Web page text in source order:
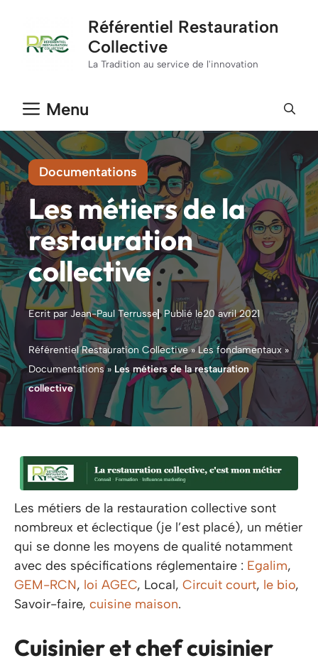
contenu
Référentiel Restauration
Collective
La Tradition au service de l'innovation
Menu
Documentations
Les métiers de la
restauration
collective
Ecrit par Jean-Paul Terrusse Publié le20 avril 2021
Référentiel Restauration Collective»Les fondamentaux»
Documentations» Les métiers de la restauration
collective
Les métiers de la restauration collective sont
nombreux et éclectique (je l’est placé), un métier
qui se donne les moyens de qualité notamment
avec des spécifications réglementaire : Egalim,
GEM-RCN, loi AGEC, Local, Circuit court, le bio,
Savoir-faire, cuisine maison.
Cuisinier et chef cuisinier